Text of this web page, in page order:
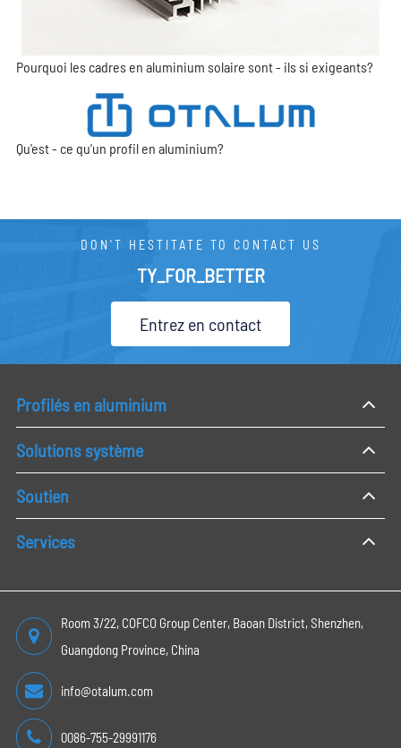
Pourquoi les cadres en aluminium solaire sont - ils si exigeants?
Qu'est - ce qu'un profil en aluminium?
DON'T HESTITATE TO CONTACT US
TY_FOR_BETTER
Entrez en contact
Profilés en aluminium
Solutions système
Soutien
Services
Room 3/22, COFCO Group Center, Baoan District, Shenzhen,
Guangdong Province, China
info@otalum.com
0086-755-29991176